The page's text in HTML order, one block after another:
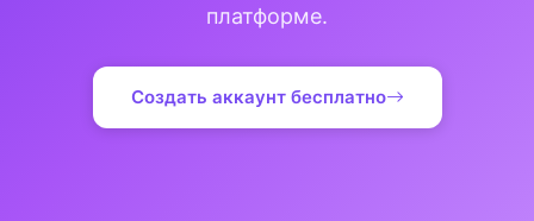
платформе.
Создать аккаунт бесплатно